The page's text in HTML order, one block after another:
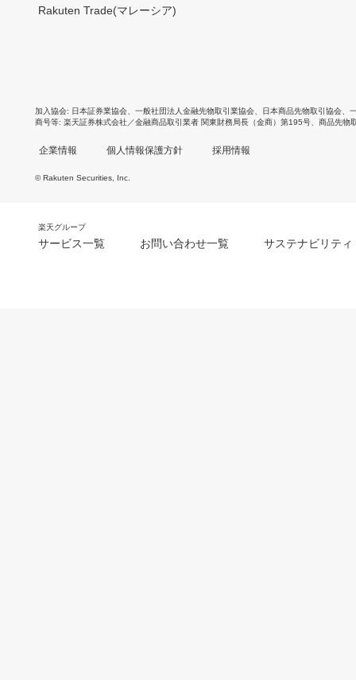
Rakuten Trade(マレーシア)
加入協会 日本証券業協会 一般社団法人金融先物取引業協会 日本商品先物取引協会
商号等 楽天証券株式会社／金融商品取引業者 関東財務局長（金商）第195号、商品先物
企業情報 個人情報保護方針 採用情報
© Rakuten Securities, Inc.
楽天グループ
サービス一覧 お問い合わせ一覧 サステナビリティ